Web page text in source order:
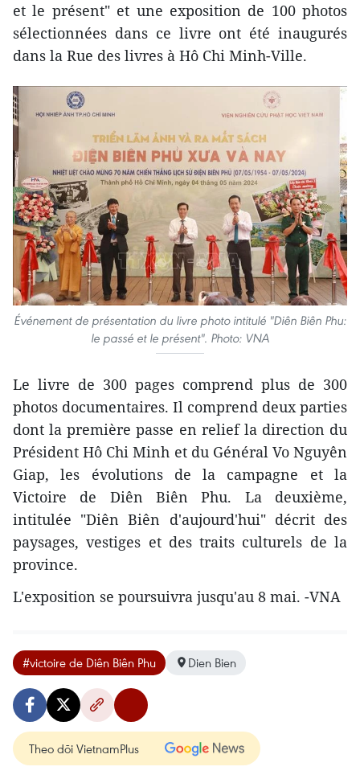
et le présent" et une exposition de 100 photos
sélectionnées dans ce livre ont été inaugurés
dans la Rue des livres à Hô Chi Minh-Ville.
Événement de présentation du livre photo intitulé "Diên Biên Phu:
le passé et le présent". Photo: VNA
Le livre de 300 pages comprend plus de 300
photos documentaires. Il comprend deux parties
dont la première passe en relief la direction du
Président Hô Chi Minh et du Général Vo Nguyên
Giap, les évolutions de la campagne et la
Victoire de Diên Biên Phu. La deuxième,
intitulée "Diên Biên d'aujourd'hui" décrit des
paysages, vestiges et des traits culturels de la
province.
L'exposition se poursuivra jusqu'au 8 mai. -VNA
#victoire de Diên Biên Phu Dien Bien
Theo dõi VietnamPlus